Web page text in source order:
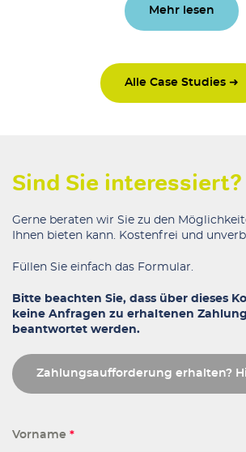
Mehr lesen
Alle Case Studies ➜
Sind Sie interessiert?
Gerne beraten wir Sie zu den
Ihnen bieten kann. Kostenfrei und
Füllen Sie einfach das Formular.
Bitte beachten Sie, dass über dieses
keine Anfragen zu erhaltenen
beantwortet werden.
Zahlungsaufforderung erhalten?
Vorname *